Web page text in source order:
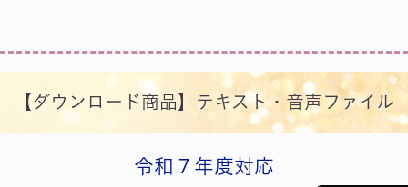
【ダウンロード商品】テキスト・音声ファイル
令和７年度対応